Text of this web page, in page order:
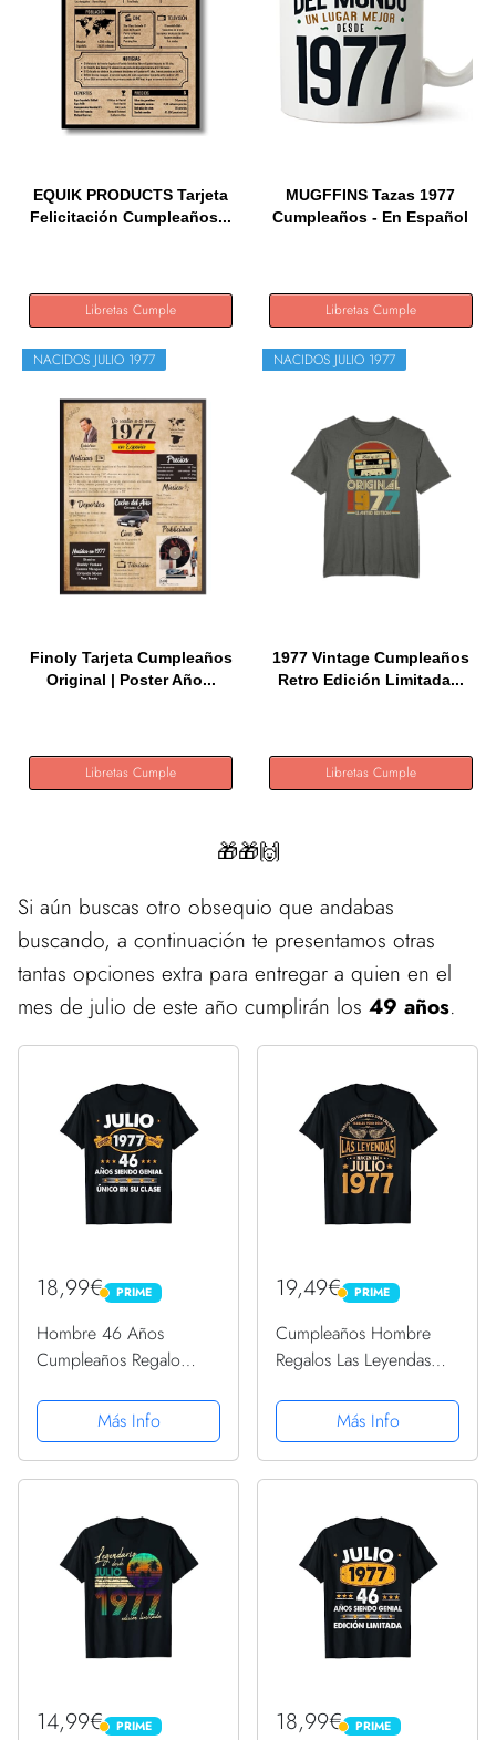
EQUIK PRODUCTS Tarjeta
Felicitación Cumpleaños...
Libretas Cumple
MUGFFINS Tazas 1977
Cumpleaños - En Español
Libretas Cumple
NACIDOS JULIO 1977
Finoly Tarjeta Cumpleaños
Original | Poster Año...
Libretas Cumple
NACIDOS JULIO 1977
1977 Vintage Cumpleaños
Retro Edición Limitada...
Libretas Cumple
🎁🎁🙌
Si aún buscas otro obsequio que andabas
buscando, a continuación te presentamos otras
tantas opciones extra para entregar a quien en el
mes de julio de este año cumplirán los 49 años.
18,99€ PRIME
PRIME
Hombre 46 Años
Cumpleaños Regalo
46 Años Camiseta
Más Info
19,49€ PRIME
PRIME
Cumpleaños Hombre
Regalos Las Leyendas
Más Info
14,99€ PRIME
PRIME 18,99€ PRIME
PRIME